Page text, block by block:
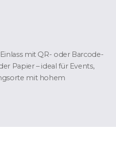
mit QR- oder Barcode-
Papier – ideal für Events,
mit hohem